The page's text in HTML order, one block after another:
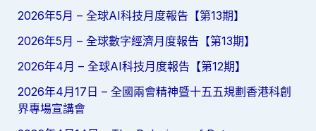
2026年5月 – 全球AI科技月度報告【第13期】
2026年5月 – 全球數字經濟月度報告【第13期】
2026年4月 – 全球AI科技月度報告【第12期】
2026年4月17日 – 全國兩會精神暨十五五規劃香港科創
界專場宣講會